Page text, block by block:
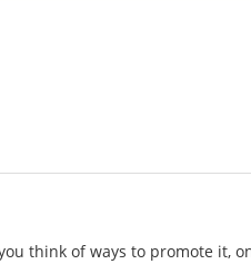
think of ways to promote it,